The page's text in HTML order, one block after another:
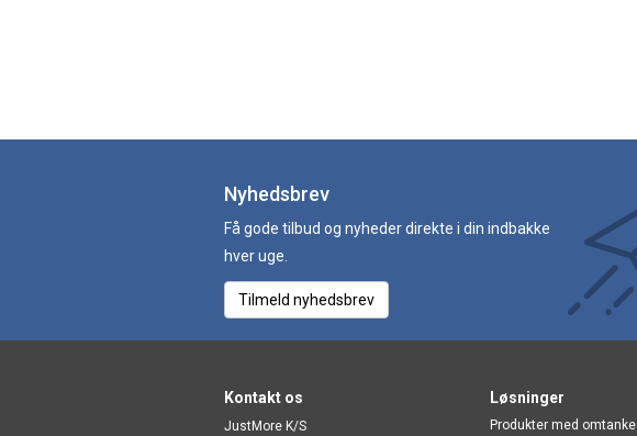
Nyhedsbrev
Få gode tilbud og nyheder direkte i din indbakke
hver uge.
Tilmeld nyhedsbrev
Kontakt os
JustMore K/S
Løsninger
Produkter med omtanke